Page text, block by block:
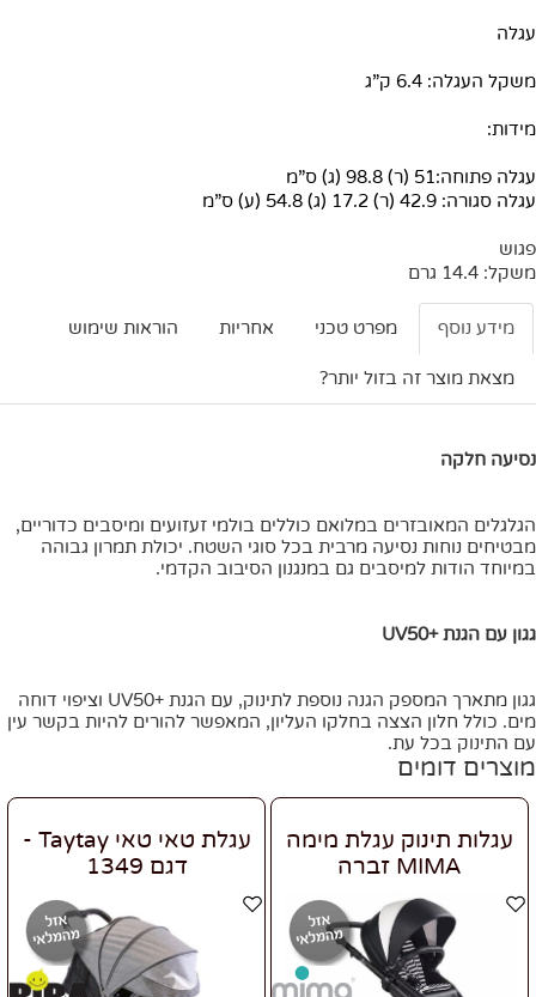
עגלה
משקל העגלה: 6.4 ק”ג
מידות:
עגלה פתוחה:51 (ר) 98.8 (ג) ס”מ
עגלה סגורה: 42.9 (ר) 17.2 (ג) 54.8 (ע) ס”מ
פגוש
משקל: 14.4 גרם
מידע נוסף מפרט טכני אחריות הוראות שימוש
מצאת מוצר זה בזול יותר?
נסיעה חלקה
הגלגלים המאובזרים במלואם כוללים בולמי זעזועים ומיסבים כדוריים,
מבטיחים נוחות נסיעה מרבית בכל סוגי השטח. יכולת תמרון גבוהה
במיוחד הודות למיסבים גם במנגנון הסיבוב הקדמי.
גגון עם הגנת +UV50
גגון מתארך המספק הגנה נוספת לתינוק, עם הגנת +UV50 וציפוי דוחה
מים. כולל חלון הצצה בחלקו העליון, המאפשר להורים להיות בקשר עין
עם התינוק בכל עת.
מוצרים דומים
עגלות תינוק עגלת מימה
MIMA זברה
עגלת טאי טאי Taytay -
דגם 1349